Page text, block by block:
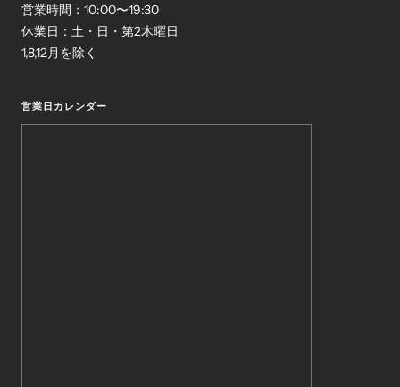
営業時間：10:00〜19:30
休業日：土・日・第2木曜日
1,8,12月を除く
営業日カレンダー